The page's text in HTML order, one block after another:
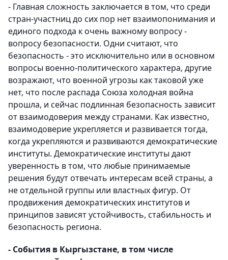
- Главная сложность заключается в том, что среди
стран-участниц до сих пор нет взаимопонимания и
единого подхода к очень важному вопросу -
вопросу безопасности. Одни считают, что
безопасность - это исключительно или в основном
вопросы военно-политического характера, другие
возражают, что военной угрозы как таковой уже
нет, что после распада Союза холодная война
прошла, и сейчас подлинная безопасность зависит
от взаимодоверия между странами. Как известно,
взаимодоверие укрепляется и развивается тогда,
когда укрепляются и развиваются демократические
институты. Демократические институты дают
уверенность в том, что любые принимаемые
решения будут отвечать интересам всей страны, а
не отдельной группы или властных фигур. От
продвижения демократических институтов и
принципов зависят устойчивость, стабильность и
безопасность региона.
- События в Кыргызстане, в том числе